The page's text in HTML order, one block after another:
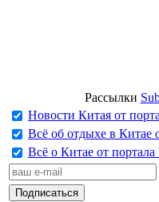
Рассылки
Новости Китая от
Всё об отдыхе в Китае
Всё о Китае от